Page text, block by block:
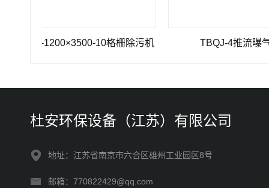
1200×3500-10格栅除污机 TBQJ-4推流曝气机
杜安环保设备（江苏）有限公司
地址：江苏省南京市六合区雄州工业园区8号
邮箱：770822429@qq.com